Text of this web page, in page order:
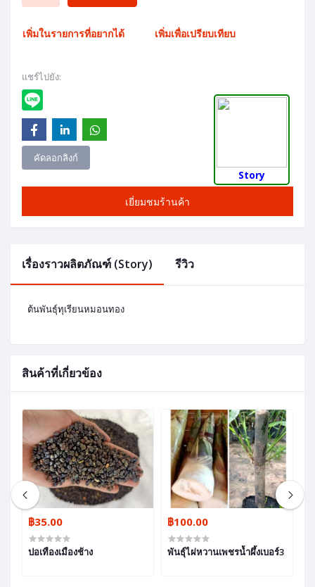
เพิ่มในรายการที่อยากได้ เพิ่มเพื่อเปรียบเทียบ
แชร์ไปยัง:
คัดลอกลิงก์
เยี่ยมชมร้านค้า
Story
เรื่องราวผลิตภัณฑ์ (Story) รีวิว
ต้นพันธุ์ทุเรียนหมอนทอง
สินค้าที่เกี่ยวข้อง
฿35.00
ปอเทืองเมืองช้าง
฿100.00
พันธุ์ไผ่หวานเพชรน้ำผึ้งเบอร์3